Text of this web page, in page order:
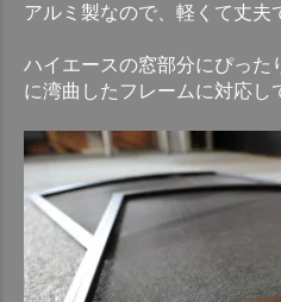
アルミ製なので、軽くて丈夫
ハイエースの窓部分にぴった
に湾曲したフレームに対応し